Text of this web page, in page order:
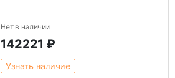
Нет в наличии
142221 ₽
Узнать наличие